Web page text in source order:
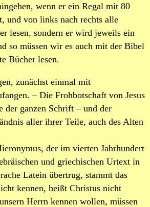
wenn er ein Regal mit 80
und von links nach rechts alle
lesen, sondern er wird jeweils ein
so müssen wir es auch mit der Bibel
Bücher lesen.
zunächst einmal mit
– Die Frohbotschaft von Jesus
der ganzen Schrift – und der
aller ihrer Teile, auch des Alten
der im vierten Jahrhundert
und griechischen Urtext in
Latein übertrug, stammt das
kennen, heißt Christus nicht
Herrn kennen wollen, müssen